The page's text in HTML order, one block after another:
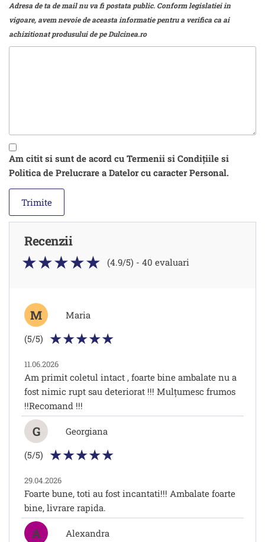
Adresa de ta de mail nu va fi postata public. Conform legislatiei in
vigoare, avem nevoie de aceasta informatie pentru a verifica ca ai
achizitionat produsului de pe Dulcinea.ro
Am citit si sunt de acord cu Termenii si Condițiile si
Politica de Prelucrare a Datelor cu caracter Personal.
Recenzii
(4.9/5) - 40 evaluari
M
Maria
(5/5)
11.06.2026
Am primit coletul intact , foarte bine ambalate nu a
fost nimic rupt sau deteriorat !!! Mulțumesc frumos
!!Recomand !!!
G
Georgiana
(5/5)
29.04.2026
Foarte bune, toti au fost incantati!!! Ambalate foarte
bine, livrare rapida.
A
Alexandra